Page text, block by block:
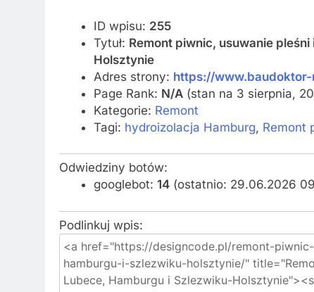
ID wpisu: 255
Tytuł: Remont piwnic, usuwanie
Holsztynie
Adres strony: https://
Page Rank: N/A(stan na 3 sierpnia,
Kategorie: Remont
Tagi: hydroizolacja Hamburg, Remont
Odwiedziny botów:
googlebot: 14(ostatnio: 29.06.2026
Podlinkuj wpis: